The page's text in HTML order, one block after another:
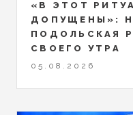
«В ЭТОТ
ДОПУЩЕНЫ»:
ПОДОЛЬСКАЯ
СВОЕГО УТРА
05.08.2026